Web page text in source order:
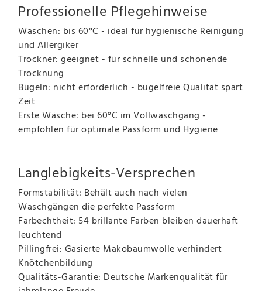
Professionelle Pflegehinweise
Waschen: bis 60°C - ideal für hygienische Reinigung
und Allergiker
Trockner: geeignet - für schnelle und schonende
Trocknung
Bügeln: nicht erforderlich - bügelfreie Qualität spart
Zeit
Erste Wäsche: bei 60°C im Vollwaschgang -
empfohlen für optimale Passform und Hygiene
Langlebigkeits-Versprechen
Formstabilität: Behält auch nach vielen
Waschgängen die perfekte Passform
Farbechtheit: 54 brillante Farben bleiben dauerhaft
leuchtend
Pillingfrei: Gasierte Makobaumwolle verhindert
Knötchenbildung
Qualitäts-Garantie: Deutsche Markenqualität für